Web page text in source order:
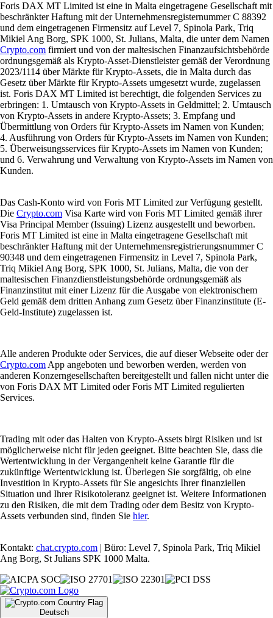
Foris DAX MT Limited ist eine in Malta eingetragene Gesellschaft mit
beschränkter Haftung mit der Unternehmensregisternummer C 88392
und dem eingetragenen Firmensitz auf Level 7, Spinola Park, Triq
Mikiel Ang Borg, SPK 1000, St. Julians, Malta, die unter dem Namen
Crypto.com firmiert und von der maltesischen Finanzaufsichtsbehörde
ordnungsgemäß als Krypto-Asset-Dienstleister gemäß der Verordnung
2023/1114 über Märkte für Krypto-Assets, die in Malta durch das
Gesetz über Märkte für Krypto-Assets umgesetzt wurde, zugelassen
ist. Foris DAX MT Limited ist berechtigt, die folgenden Services zu
erbringen: 1. Umtausch von Krypto-Assets in Geldmittel; 2. Umtausch
von Krypto-Assets in andere Krypto-Assets; 3. Empfang und
Übermittlung von Orders für Krypto-Assets im Namen von Kunden;
4. Ausführung von Orders für Krypto-Assets im Namen von Kunden;
5. Überweisungsservices für Krypto-Assets im Namen von Kunden;
und 6. Verwahrung und Verwaltung von Krypto-Assets im Namen von
Kunden.
Das Cash-Konto wird von Foris MT Limited zur Verfügung gestellt.
Die Crypto.com Visa Karte wird von Foris MT Limited gemäß ihrer
Visa Principal Member (Issuing) Lizenz ausgestellt und beworben.
Foris MT Limited ist eine in Malta eingetragene Gesellschaft mit
beschränkter Haftung mit der Unternehmensregistrierungsnummer C
90348 und dem eingetragenen Firmensitz in Level 7, Spinola Park,
Triq Mikiel Ang Borg, SPK 1000, St. Julians, Malta, die von der
maltesischen Finanzdienstleistungsbehörde ordnungsgemäß als
Finanzinstitut mit einer Lizenz für die Ausgabe von elektronischem
Geld gemäß dem dritten Anhang zum Gesetz über Finanzinstitute (E-
Geld-Institute) zugelassen ist.
Alle anderen Produkte oder Services, die auf dieser Webseite oder der
Crypto.comApp angeboten und beworben werden, werden von
anderen Konzerngesellschaften bereitgestellt und fallen nicht unter die
von Foris DAX MT Limited oder Foris MT Limited regulierten
Services.
Trading mit oder das Halten von Krypto-Assets birgt Risiken und ist
möglicherweise nicht für jeden geeignet. Bitte beachten Sie, dass die
Wertentwicklung in der Vergangenheit keine Garantie für die
zukünftige Wertentwicklung ist. Überlegen Sie sorgfältig, ob eine
Investition in Krypto-Assets für Sie angesichts Ihrer finanziellen
Situation und Ihrer Risikotoleranz geeignet ist. Weitere Informationen
zu den Risiken, die mit dem Trading oder dem Besitz von Krypto-
Assets verbunden sind, finden Sie hier.
Kontakt: chat.crypto.com | Büro: Level 7, Spinola Park, Triq Mikiel
Ang Borg, St Julians SPK 1000 Malta.
Deutsch